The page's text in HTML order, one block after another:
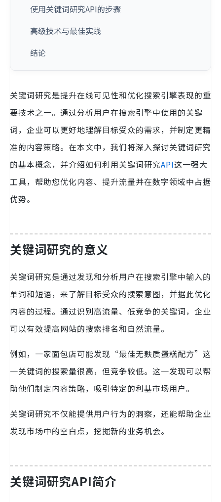
使用关键词研究API的步骤
高级技术与最佳实践
结论
关键词研究是提升在线可见性和优化搜索引擎表现的重
要技术之一。通过分析用户在搜索引擎中使用的关键
词，企业可以更好地理解目标受众的需求，并制定更精
准的内容策略。在本文中，我们将深入探讨关键词研究
的基本概念，并介绍如何利用关键词研究API这一强大
工具，帮助您优化内容、提升流量并在数字领域中占据
优势。
关键词研究的意义
关键词研究是通过发现和分析用户在搜索引擎中输入的
单词和短语，来了解目标受众的搜索意图，并据此优化
内容的过程。通过识别高流量、低竞争的关键词，企业
可以有效提高网站的搜索排名和自然流量。
例如，一家面包店可能发现“最佳无麸质蛋糕配方”这
一关键词的搜索量很高，但竞争较低。这一发现可以帮
助他们制定内容策略，吸引特定的利基市场用户。
关键词研究不仅能提供用户行为的洞察，还能帮助企业
发现市场中的空白点，挖掘新的业务机会。
关键词研究API简介